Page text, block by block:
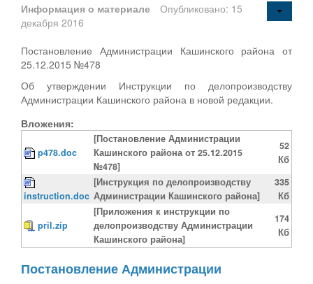
Информация о материале
Опубликовано: 15
декабря 2016
Постановление Администрации Кашинского района от
25.12.2015 №478
Об утверждении Инструкции по делопроизводству
Администрации Кашинского района в новой редакции.
Вложения:
p478.doc
[Постановление Администрации
Кашинского района от 25.12.2015
№478]
52
Кб
instruction.doc
[Инструкция по делопроизводству
Администрации Кашинского района]
335
Кб
pril.zip
[Приложения к инструкции по
делопроизводству Администрации
Кашинского района]
174
Кб
Постановление Администрации